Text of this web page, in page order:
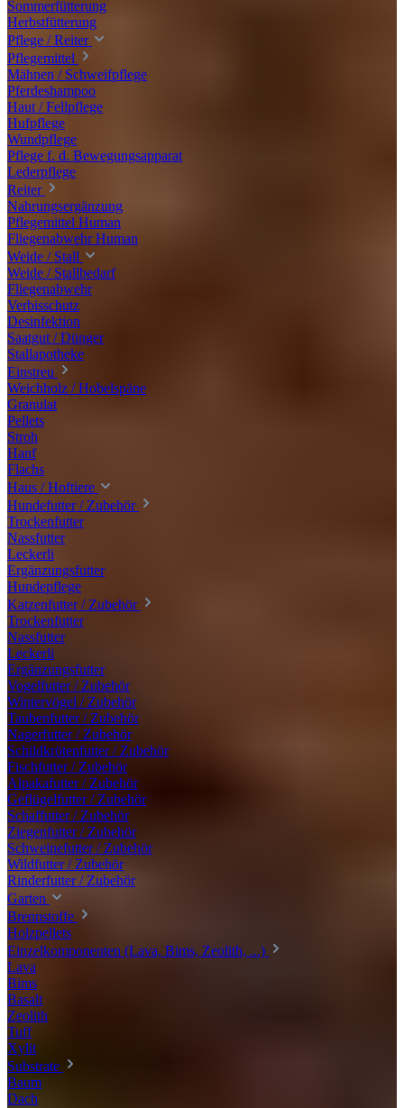
Sommerfütterung
Herbstfütterung
Pflege / Reiter
Pflegemittel
Mähnen / Schweifpflege
Pferdeshampoo
Haut / Fellpflege
Hufpflege
Wundpflege
Pflege f. d. Bewegungsapparat
Lederpflege
Reiter
Nahrungsergänzung
Pflegemittel Human
Fliegenabwehr Human
Weide / Stall
Weide / Stallbedarf
Fliegenabwehr
Verbisschutz
Desinfektion
Saatgut / Dünger
Stallapotheke
Einstreu
Weichholz / Hobelspäne
Granulat
Pellets
Stroh
Hanf
Flachs
Haus / Hoftiere
Hundefutter / Zubehör
Trockenfutter
Nassfutter
Leckerli
Ergänzungsfutter
Hundepflege
Katzenfutter / Zubehör
Trockenfutter
Nassfutter
Leckerli
Ergänzungsfutter
Vogelfutter / Zubehör
Wintervögel / Zubehör
Taubenfutter / Zubehör
Nagerfutter / Zubehör
Schildkrötenfutter / Zubehör
Fischfutter / Zubehör
Alpakafutter / Zubehör
Geflügelfutter / Zubehör
Schaffutter / Zubehör
Ziegenfutter / Zubehör
Schweinefutter / Zubehör
Wildfutter / Zubehör
Rinderfutter / Zubehör
Garten
Brennstoffe
Holzpellets
Einzelkomponenten (Lava, Bims, Zeolith, ...)
Lava
Bims
Basalt
Zeolith
Tuff
Xylit
Substrate
Baum
Dach